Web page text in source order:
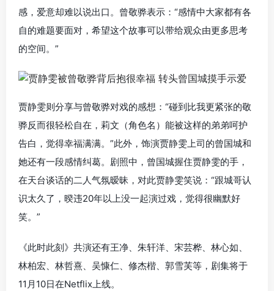
感，爱意却难以说出口。曾敬骅表示：“感情中大家都有各
自的难题要面对，希望这个故事可以带给观众由更多思考
的空间。”
贾静雯则分享与曾敬骅对戏的感想：“碰到比我更紧张的敬
骅反而很轻松自在，莉文（角色名）能被这样的弟弟呵护
告白，觉得幸福满满。”此外，饰演贾静雯上司的曾国城和
她还有一段感情纠葛。剧照中，曾国城握住贾静雯的手，
在天台谈话的二人气氛暧昧，对此贾静雯笑说：“跟城哥认
识太久了，暌违20年以上没一起演过戏，觉得很幽默好
笑。”
《此时此刻》共演还有王净、朱轩洋、宋芸桦、林心如、
林柏宏、林哲熹、吴慷仁、修杰楷、郭雪芙等，剧集将于
11月10日在Netflix上线。